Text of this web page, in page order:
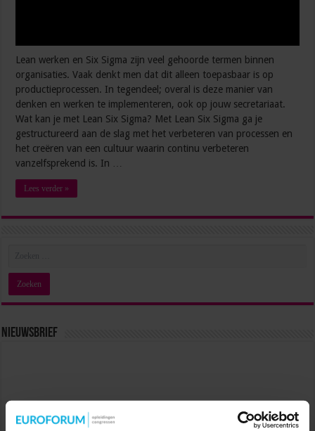
Lean werken en Six Sigma zijn veel gehoorde termen binnen
organisaties. Vaak denkt men dat dit alleen toepasbaar is op
productieprocessen. In tegendeel; overal is deze manier van
denken en werken te implementeren, ook op jouw secretariaat.
Wat kan je met Lean Six Sigma? Met Lean Six Sigma ga je
gestructureerd aan de slag met het verbeteren van processen en
het creëren van een cultuur waarin continu verbeteren
vanzelfsprekend is. In …
Lees verder »
Nieuwsbrief